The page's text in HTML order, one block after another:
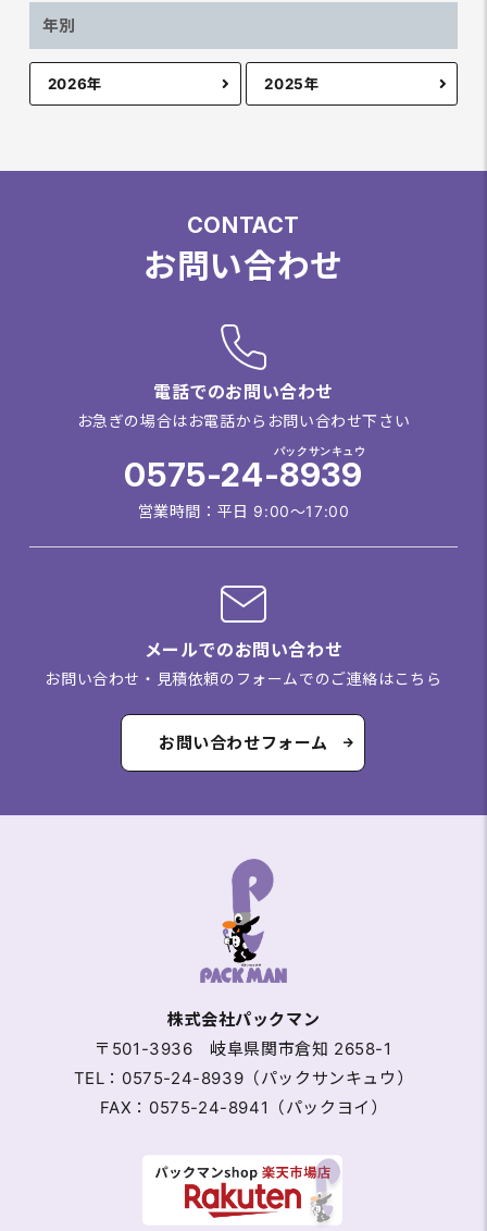
年別
2026年 2025年
お問い合わせ
CONTACT
電話でのお問い合わせ
お急ぎの場合はお電話からお問い合わせ下さい
0575-24-8939
パックサンキュウ
営業時間：平日 9:00～17:00
メールでのお問い合わせ
お問い合わせ・見積依頼のフォームでのご連絡はこちら
お問い合わせフォーム
株式会社パックマン
〒501-3936 岐阜県関市倉知 2658-1
TEL：0575-24-8939（パックサンキュウ）
FAX：0575-24-8941（パックヨイ）